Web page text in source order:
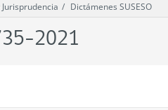
Dictámenes SUSESO
2021